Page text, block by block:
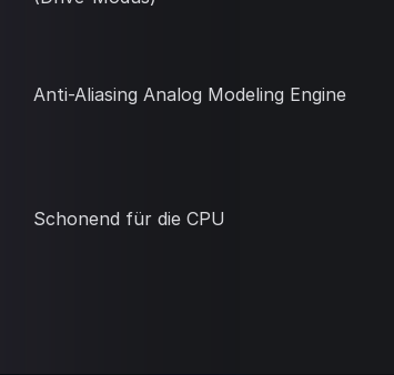
Anti-Aliasing Analog Modeling Engine
Schonend für die CPU